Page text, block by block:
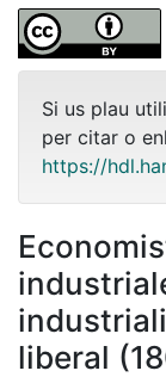
Si us plau
per citar o
https://
liberal